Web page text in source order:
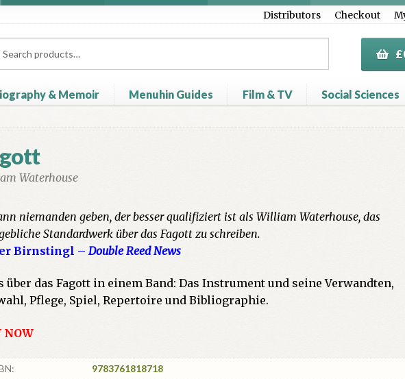
Distributors Checkout
£
& Memoir Menuhin Guides Film & TV Social Sciences
Waterhouse
niemanden geben, der besser qualifiziert ist als William Waterhouse, das
Standardwerk über das Fagott zu schreiben.
Birnstingl – Double Reed News
über das Fagott in einem Band: Das Instrument und seine Verwandten,
Pflege, Spiel, Repertoire und Bibliographie.
NOW
9783761818718